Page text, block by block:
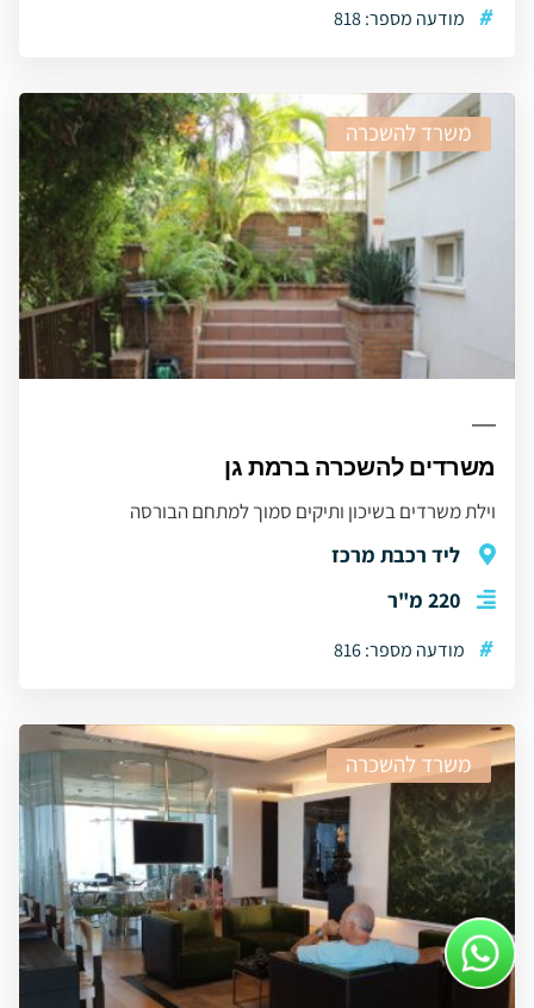
# מודעה מספר: 818
משרד להשכרה
משרדים להשכרה ברמת גן
וילת משרדים בשיכון ותיקים סמוך למתחם הבורסה
ליד רכבת מרכז
220 מ"ר
# מודעה מספר: 816
משרד להשכרה